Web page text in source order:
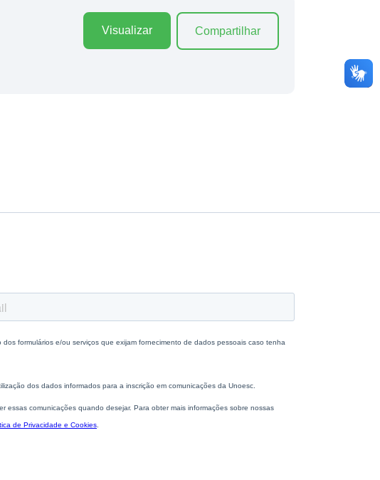
Visualizar Compartilhar